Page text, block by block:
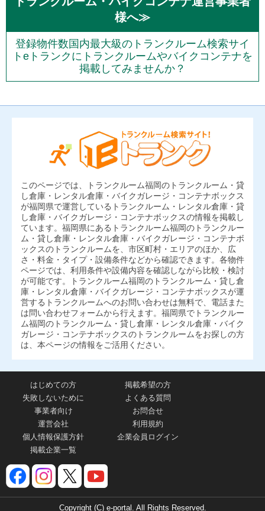
様へ≫
登録物件数国内最大級のトランクルーム検索サイ
トeトランクにトランクルームやバイクコンテナを
掲載してみませんか？
このページでは、トランクルーム福岡のトランクルーム・貸
し倉庫・レンタル倉庫・バイクガレージ・コンテナボックス
が福岡県で運営しているトランクルーム・レンタル倉庫・貸
し倉庫・バイクガレージ・コンテナボックスの情報を掲載し
ています。福岡県にあるトランクルーム福岡のトランクルー
ム・貸し倉庫・レンタル倉庫・バイクガレージ・コンテナボ
ックスのトランクルームを、市区町村・エリアのほか、広
さ・料金・タイプ・設備条件などから確認できます。各物件
ページでは、利用条件や設備内容を確認しながら比較・検討
が可能です。トランクルーム福岡のトランクルーム・貸し倉
庫・レンタル倉庫・バイクガレージ・コンテナボックスが運
営するトランクルームへのお問い合わせは無料で、電話また
は問い合わせフォームから行えます。福岡県でトランクルー
ム福岡のトランクルーム・貸し倉庫・レンタル倉庫・バイク
ガレージ・コンテナボックスのトランクルームをお探しの方
は、本ページの情報をご活用ください。
はじめての方
掲載希望の方
失敗しないために
よくある質問
事業者向け
お問合せ
運営会社
利用規約
個人情報保護方針
企業会員ログイン
掲載企業一覧
Copyright (C) e-portal. All Rights Reserved.